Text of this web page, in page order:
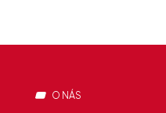
O NÁS